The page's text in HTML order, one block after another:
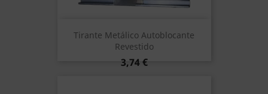
Tirante Metálico Autoblocante
Revestido
Precio
3,74 €